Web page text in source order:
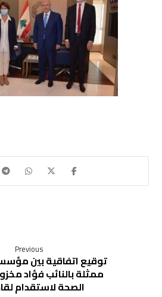
Previous
توقيع اتفاقية بين
ممثلة بالنائب فؤاد
الصحة لاستقدام